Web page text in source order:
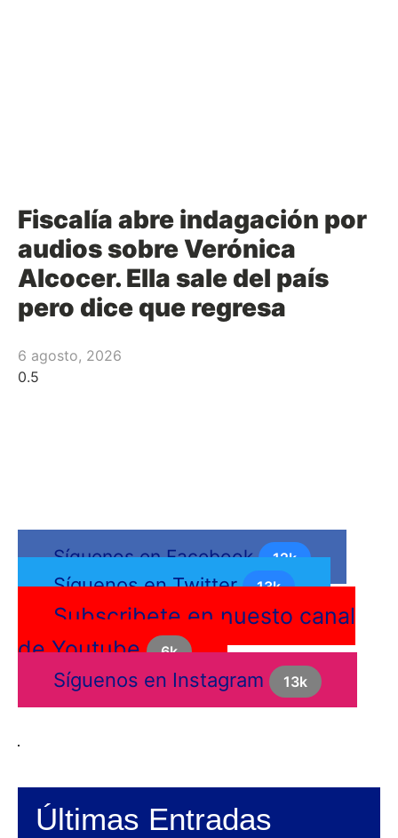
Fiscalía abre indagación por
audios sobre Verónica
Alcocer. Ella sale del país
pero dice que regresa
6 agosto, 2026
Síguenos en Facebook 12k
Síguenos en Twitter 13k
Subscribete en nuesto canal
de Youtube
6k
Síguenos en Instagram 13k
Últimas Entradas